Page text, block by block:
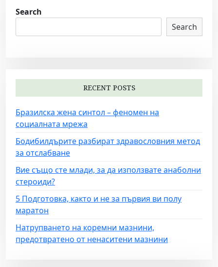
t
g
a
t
i
o
n
Search
Search
RECENT POSTS
Бразилска жена синтол – феномен на
социалната мрежа
Бодибилдърите разбират здравословния метод
за отслабване
Вие също сте млади, за да използвате анаболни
стероиди?
5 Подготовка, както и не за първия ви полу
маратон
Натрупването на коремни мазнини,
предотвратено от ненаситени мазнини